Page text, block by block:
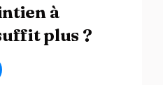
à
plus ?